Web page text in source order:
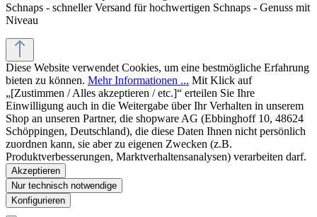
Schnaps - schneller Versand für hochwertigen Schnaps - Genuss mit
Niveau
Diese Website verwendet Cookies, um eine bestmögliche Erfahrung
bieten zu können. Mehr Informationen ... Mit Klick auf
„[Zustimmen / Alles akzeptieren / etc.]“ erteilen Sie Ihre
Einwilligung auch in die Weitergabe über Ihr Verhalten in unserem
Shop an unseren Partner, die shopware AG (Ebbinghoff 10, 48624
Schöppingen, Deutschland), die diese Daten Ihnen nicht persönlich
zuordnen kann, sie aber zu eigenen Zwecken (z.B.
Produktverbesserungen, Marktverhaltensanalysen) verarbeiten darf.
Akzeptieren
Nur technisch notwendige
Konfigurieren